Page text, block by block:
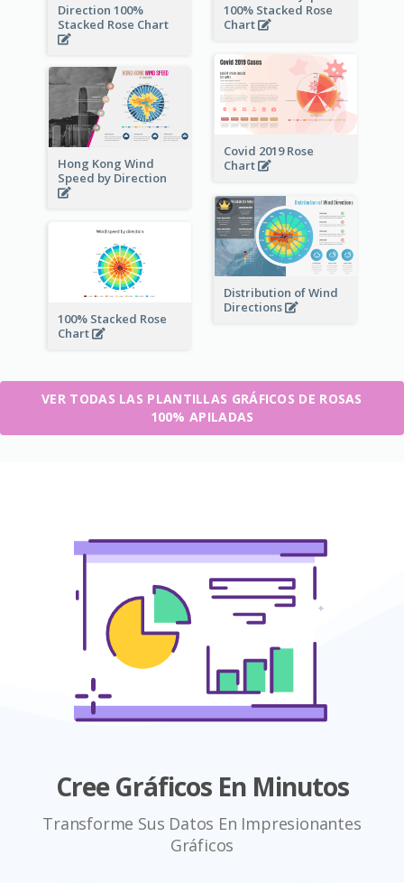
Direction 100%
Stacked Rose Chart
100% Stacked Rose
Chart
Covid 2019 Rose
Chart
Hong Kong Wind
Speed by Direction
Distribution of Wind
Directions
100% Stacked Rose
Chart
VER TODAS LAS PLANTILLAS GRÁFICOS DE ROSAS
100% APILADAS
Cree Gráficos En Minutos
Transforme Sus Datos En Impresionantes
Gráficos